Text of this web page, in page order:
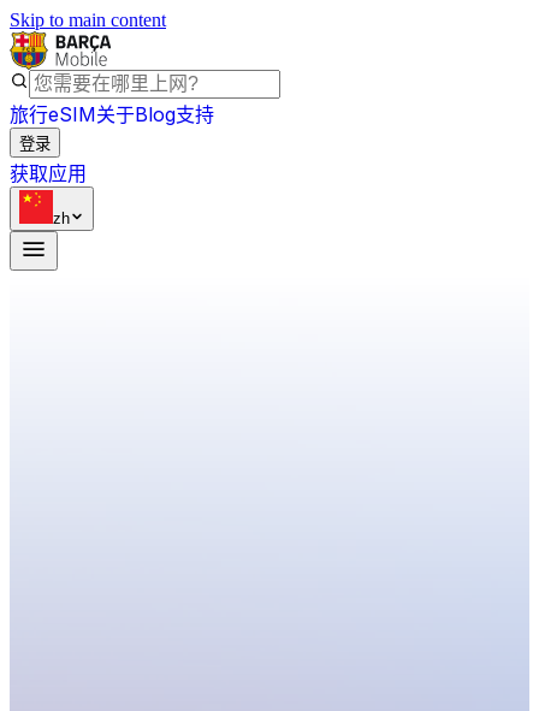
Skip to main content
旅行eSIM关于Blog支持
登录
获取应用
zh